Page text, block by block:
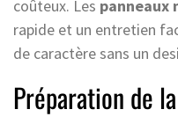
coûteux. Les panneaux
rapide et un entretien
de caractère sans un
Préparation de